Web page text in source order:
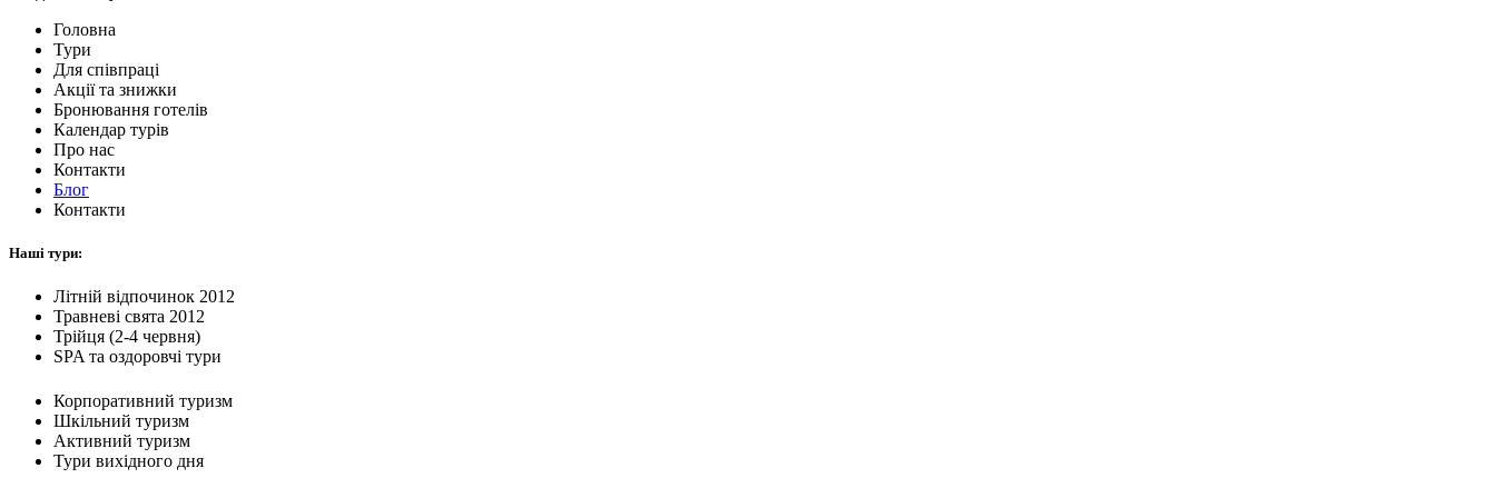
Головна
Тури
Для cпівпраці
Акції та знижки
Бронювання готелів
Календар турів
Про нас
Контакти
Блог
Контакти
Наші тури:
Літній відпочинок 2012
Травневі свята 2012
Трійця (2-4 червня)
SPA та оздоровчі тури
Корпоративний туризм
Шкільний туризм
Активний туризм
Тури вихідного дня